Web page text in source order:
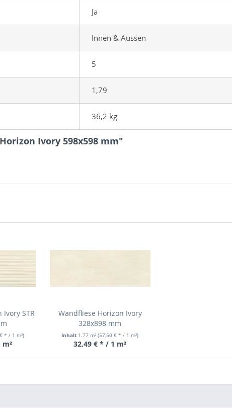
Ja
Innen & Aussen
5
1,79
36,2 kg
Ivory 598x598 mm"
STR
* / 1 m²)
Wandfliese Horizon Ivory
328x898 mm
Inhalt 1.77 m²(57,50 € * / 1 m²)
32,49 € * / 1 m²